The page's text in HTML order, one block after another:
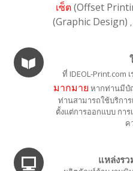
เซ็ต(Offset
(Graphic Design)
ที่ IDEOL-Print.com
มากมาย หากท่านมีปํ
ท่านสามารถใช้บริการ
ตั้งแต่การออกแบบ กา
ค
แหล่งร